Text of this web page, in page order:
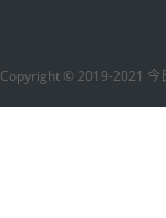
Copyright © 2019-2021 今